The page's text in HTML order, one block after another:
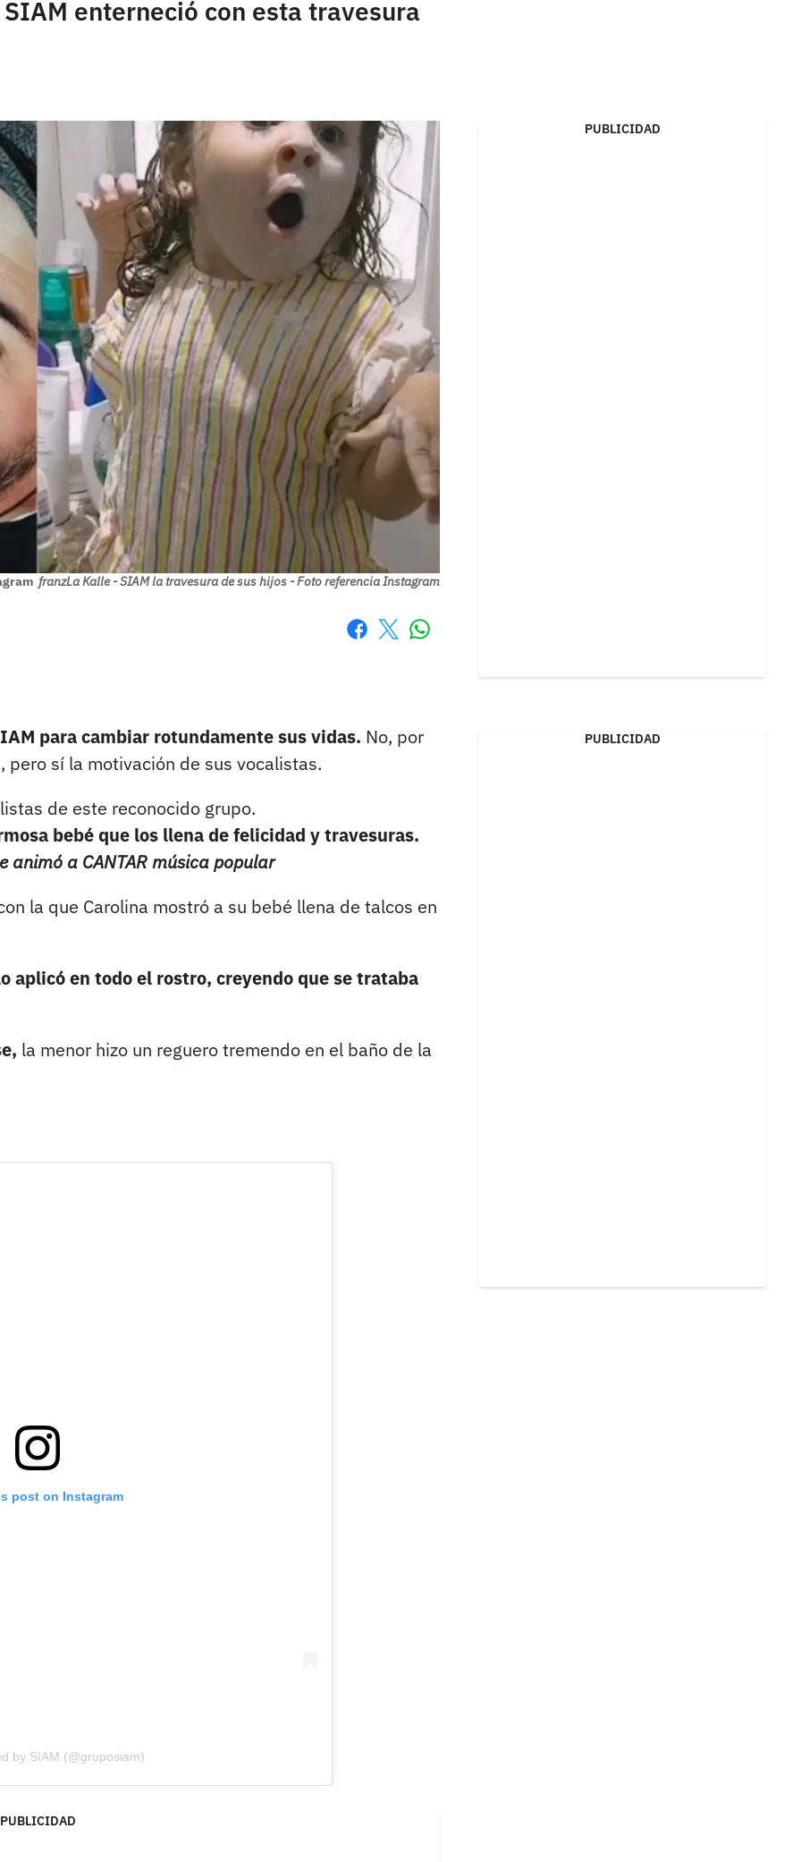
enterneció con esta travesura
franzLa Kalle - SIAM la travesura de sus hijos - Foto referencia Instagram
para cambiar rotundamente sus vidas. No, por
pero sí la motivación de sus vocalistas.
de este reconocido grupo.
bebé que los llena de felicidad y travesuras.
animó a CANTAR música popular
la que Carolina mostró a su bebé llena de talcos en
aplicó en todo el rostro, creyendo que se trataba
la menor hizo un reguero tremendo en el baño de la
post on Instagram
by SIAM (@gruposiam)
PUBLICIDAD
PUBLICIDAD
PUBLICIDAD